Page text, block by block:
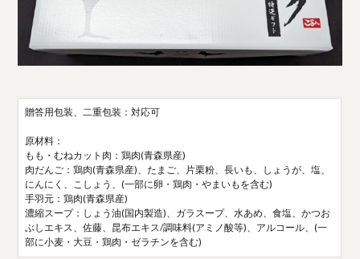
贈答用包装、二重包装：対応可
原材料：
もも・むねカット肉：鶏肉(青森県産)
肉だんご：鶏肉(青森県産)、たまご、片栗粉、長いも、しょうが、塩、
にんにく、こしょう、(一部に卵・鶏肉・やまいもを含む)
手羽元：鶏肉(青森県産)
濃縮スープ：しょう油(国内製造)、ガラスープ、水あめ、食塩、かつお
ぶしエキス、佐藤、昆布エキス/調味料(アミノ酸等)、アルコール、(一
部に小麦・大豆・鶏肉・ゼラチンを含む)